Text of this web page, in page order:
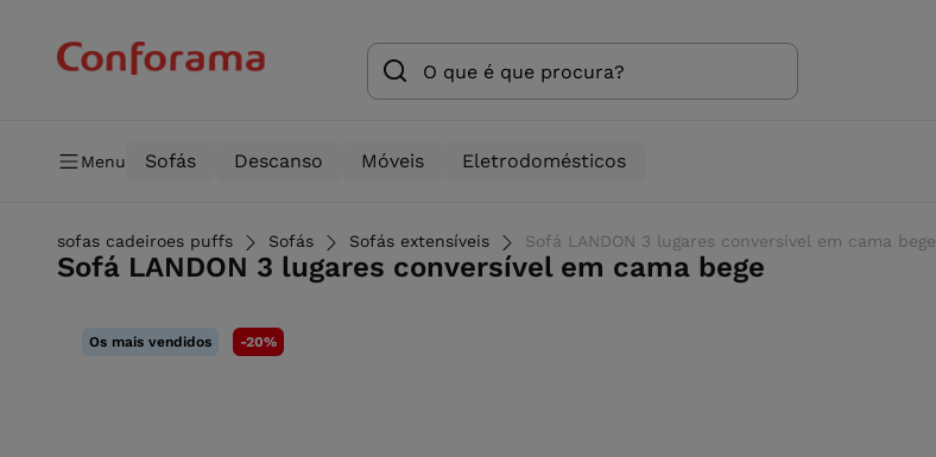
Menu Sofás Descanso Móveis Eletrodomésticos
sofas cadeiroes puffs Sofás Sofás extensíveis Sofá LANDON 3 lugares conversível em cama bege
Sofá LANDON 3 lugares conversível em cama bege
Os mais vendidos -20%